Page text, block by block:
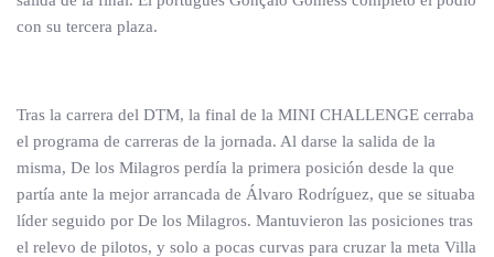
con su tercera plaza.
Tras la carrera del DTM, la final de la MINI CHALLENGE cerraba
el programa de carreras de la jornada. Al darse la salida de la
misma, De los Milagros perdía la primera posición desde la que
partía ante la mejor arrancada de Álvaro Rodríguez, que se situaba
líder seguido por De los Milagros. Mantuvieron las posiciones tras
el relevo de pilotos, y solo a pocas curvas para cruzar la meta Villa